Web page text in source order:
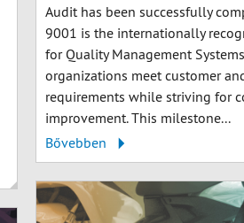
Audit has been successfully
9001 is the internationally
for Quality Management
organizations meet customer
requirements while striving for
improvement. This milestone...
Bővebben